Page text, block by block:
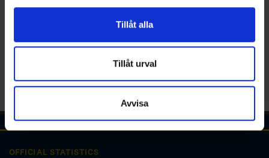
för sociala medier och analysera vår trafik. Vi
vidarebefordrar även sådana identifierare och annan
annons- och analysföretag som vi samarbetar med.
Dessa kan i sin tur kombinera informationen med annan
information som du har tillhandahållit eller som de har
samlat in när du har använt deras tjänster.
Tillåt alla
Tillåt urval
Avvisa
OFFICIAL STATISTICS